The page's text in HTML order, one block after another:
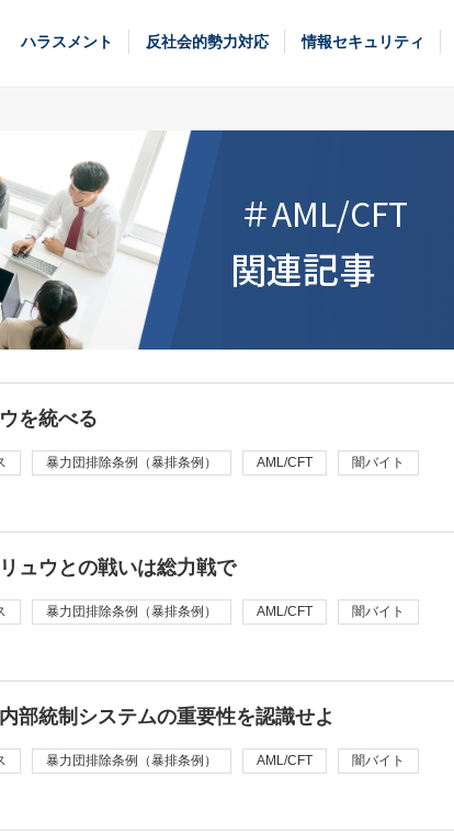
ハラスメント 反社会的勢力対応 情報セキュリティ
＃AML/CFT
関連記事
を統べる
暴力団排除条例（暴排条例） AML/CFT 闇バイト
ュウとの戦いは総力戦で
暴力団排除条例（暴排条例） AML/CFT 闇バイト
部統制システムの重要性を認識せよ
暴力団排除条例（暴排条例） AML/CFT 闇バイト